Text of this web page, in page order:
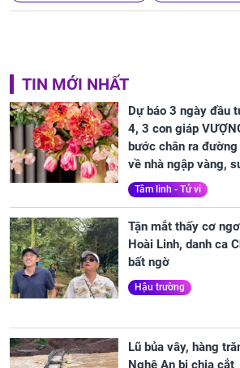
TIN MỚI NHẤT
Dự báo 3 ngày đầu
4, 3 con giáp
bước chân ra
về nhà ngập vàng,
Tâm linh - Tử vi
Tận mắt thấy cơ
Hoài Linh, danh ca
bất ngờ
Hậu trường
Lũ bủa vây, hàng
Nghệ An bị chia cắt